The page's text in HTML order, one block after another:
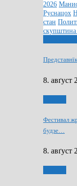
2026
Руснацох
стан
8. авґуст
Фестивал
будзе…
8. авґуст